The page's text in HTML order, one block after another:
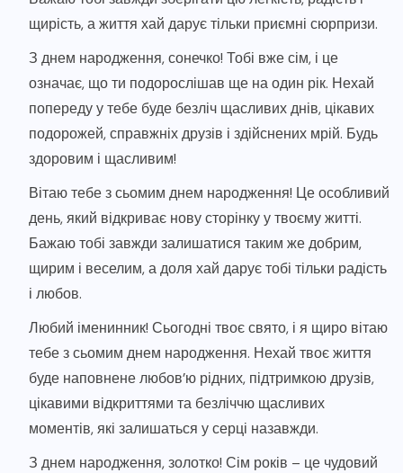
щирість, а життя хай дарує тільки приємні сюрпризи.
З днем народження, сонечко! Тобі вже сім, і це
означає, що ти подорослішав ще на один рік. Нехай
попереду у тебе буде безліч щасливих днів, цікавих
подорожей, справжніх друзів і здійснених мрій. Будь
здоровим і щасливим!
Вітаю тебе з сьомим днем народження! Це особливий
день, який відкриває нову сторінку у твоєму житті.
Бажаю тобі завжди залишатися таким же добрим,
щирим і веселим, а доля хай дарує тобі тільки радість
і любов.
Любий іменинник! Сьогодні твоє свято, і я щиро вітаю
тебе з сьомим днем народження. Нехай твоє життя
буде наповнене любов’ю рідних, підтримкою друзів,
цікавими відкриттями та безліччю щасливих
моментів, які залишаться у серці назавжди.
З днем народження, золотко! Сім років – це чудовий